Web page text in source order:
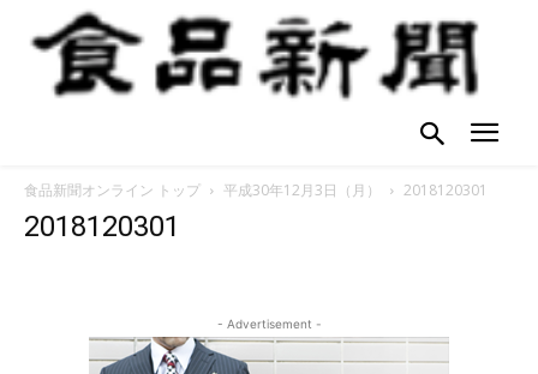
食品新聞オンライン トップ 平成30年12月3日（月） 2018120301
2018120301
- Advertisement -